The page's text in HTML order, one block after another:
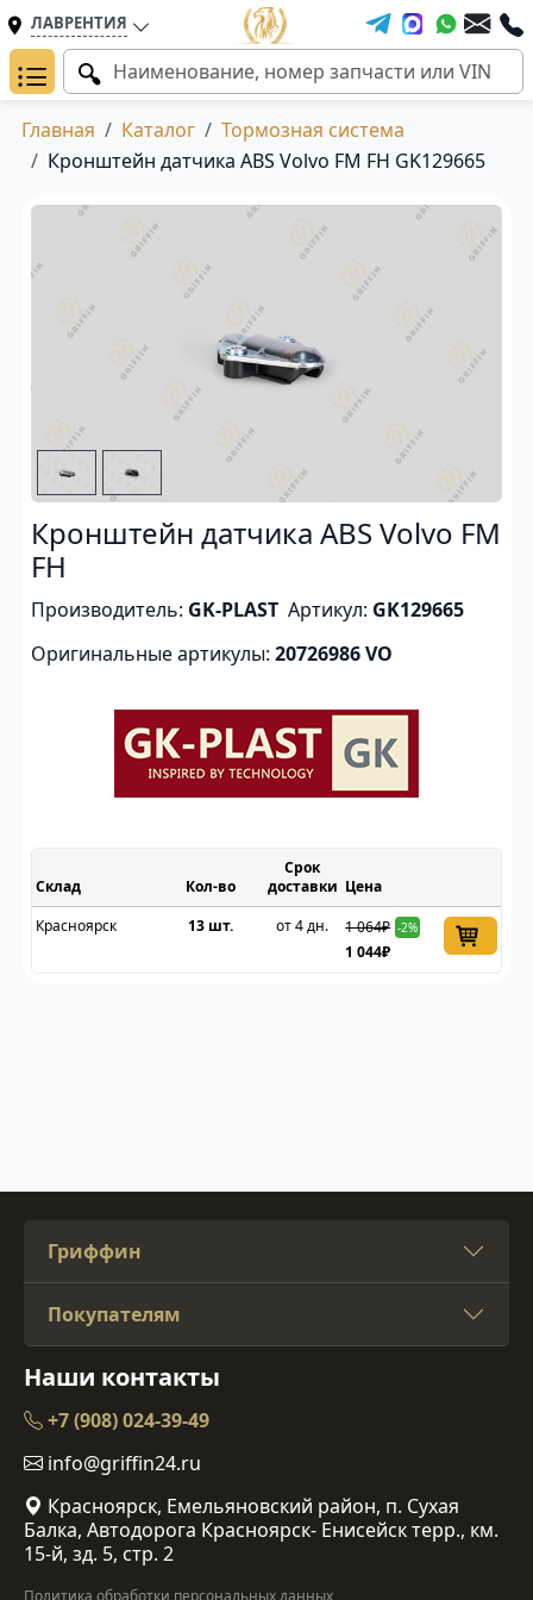
ЛАВРЕНТИЯ
Главная Каталог
Тормозная система
Кронштейн датчика ABS Volvo FM FH GK129665
Кронштейн датчика ABS Volvo FM
FH
Производитель: GK-PLAST Артикул: GK129665
Оригинальные артикулы: 20726986 VO
Склад
Срок
доставки Цена
Красноярск
13 шт. от 4 дн. 1 064₽ -2%
1 044₽
Гриффин
Покупателям
Наши контакты
+7 (908) 024-39-49
info@griffin24.ru
Красноярск, Емельяновский район, п. Сухая
Балка, Автодорога Красноярск- Енисейск терр., км.
15-й, зд. 5, стр. 2
Политика обработки персональных данных